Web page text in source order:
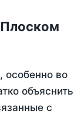
особенно во
объяснить
с